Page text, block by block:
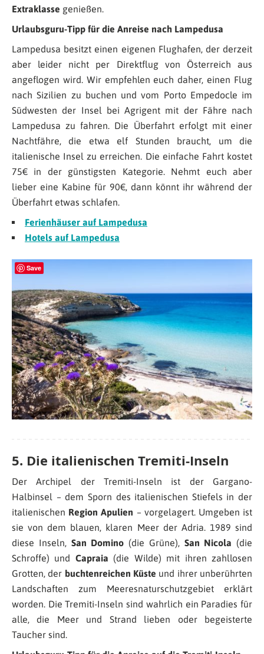
Extraklasse genießen.
Urlaubsguru-Tipp für die Anreise nach Lampedusa
Lampedusa besitzt einen eigenen Flughafen, der derzeit
aber leider nicht per Direktflug von Österreich aus
angeflogen wird. Wir empfehlen euch daher, einen Flug
nach Sizilien zu buchen und vom Porto Empedocle im
Südwesten der Insel bei Agrigent mit der Fähre nach
Lampedusa zu fahren. Die Überfahrt erfolgt mit einer
Nachtfähre, die etwa elf Stunden braucht, um die
italienische Insel zu erreichen. Die einfache Fahrt kostet
75€ in der günstigsten Kategorie. Nehmt euch aber
lieber eine Kabine für 90€, dann könnt ihr während der
Überfahrt etwas schlafen.
Ferienhäuser auf Lampedusa
Hotels auf Lampedusa
Save
5. Die italienischen Tremiti-Inseln
Der Archipel der Tremiti-Inseln ist der Gargano-
Halbinsel – dem Sporn des italienischen Stiefels in der
italienischen Region Apulien – vorgelagert. Umgeben ist
sie von dem blauen, klaren Meer der Adria. 1989 sind
diese Inseln, San Domino (die Grüne), San Nicola (die
Schroffe) und Capraia (die Wilde) mit ihren zahllosen
Grotten, der buchtenreichen Küste und ihrer unberührten
Landschaften zum Meeresnaturschutzgebiet erklärt
worden. Die Tremiti-Inseln sind wahrlich ein Paradies für
alle, die Meer und Strand lieben oder begeisterte
Taucher sind.